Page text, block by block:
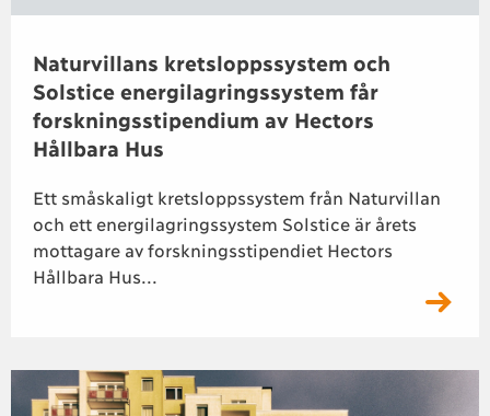
Naturvillans kretsloppssystem och
Solstice energilagringssystem får
forskningsstipendium av Hectors
Hållbara Hus
Ett småskaligt kretsloppssystem från Naturvillan
och ett energilagringssystem Solstice är årets
mottagare av forskningsstipendiet Hectors
Hållbara Hus...